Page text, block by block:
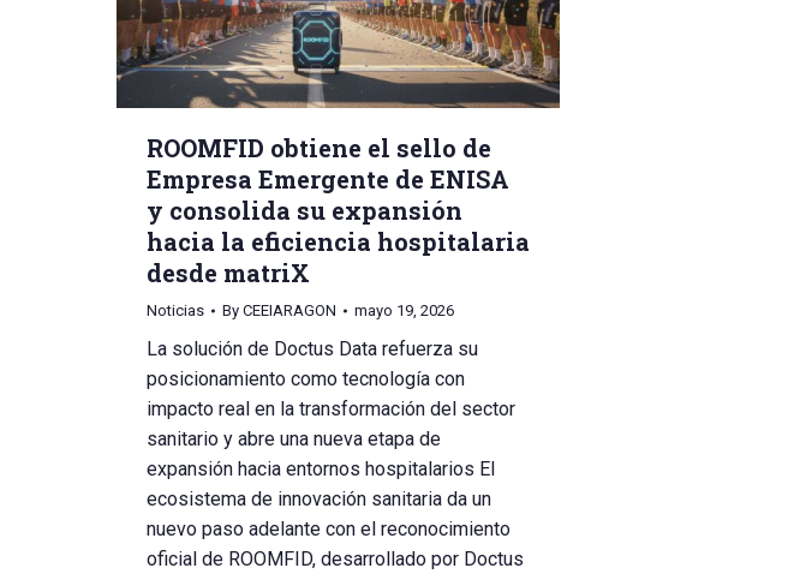
ROOMFID obtiene el sello de
Empresa Emergente de ENISA
y consolida su expansión
hacia la eficiencia hospitalaria
desde matriX
Noticias By CEEIARAGON mayo 19, 2026
La solución de Doctus Data refuerza su
posicionamiento como tecnología con
impacto real en la transformación del sector
sanitario y abre una nueva etapa de
expansión hacia entornos hospitalarios El
ecosistema de innovación sanitaria da un
nuevo paso adelante con el reconocimiento
oficial de ROOMFID, desarrollado por Doctus